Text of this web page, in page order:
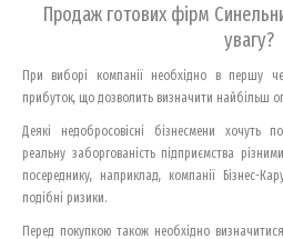
Продаж готових фірм
увагу?
При виборі компанії необхідно в першу
прибуток, що дозволить визначити найбільш
Деякі недобросовісні бізнесмени хочуть
реальну заборгованість підприємства
посереднику, наприклад, компанії Бізнес-
подібні ризики.
Перед покупкою також необхідно